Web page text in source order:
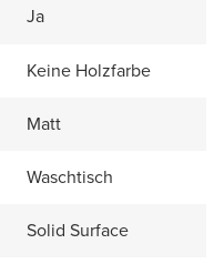
Ja
Keine Holzfarbe
Matt
Waschtisch
Solid Surface